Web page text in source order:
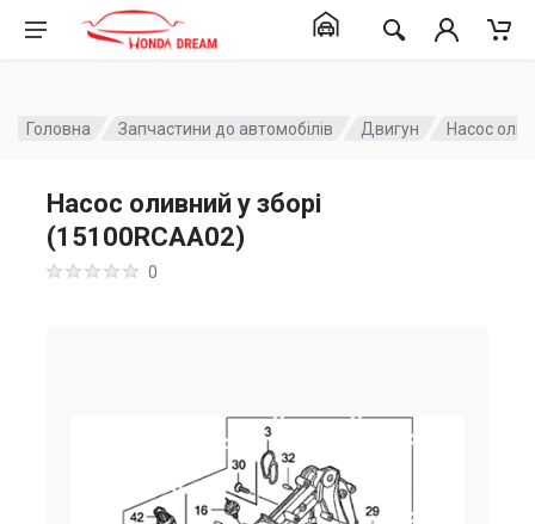
Головна Запчастини до автомобілів Двигун Насос
Насос оливний у зборі
(15100RCAA02)
0